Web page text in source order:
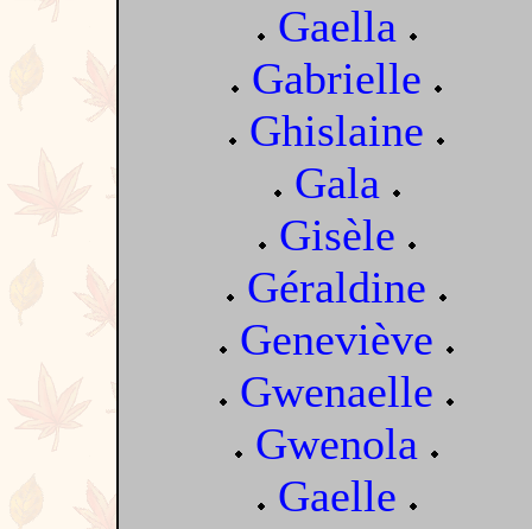
Gaella
Gabrielle
Ghislaine
Gala
Gisèle
Géraldine
Geneviève
Gwenaelle
Gwenola
Gaelle